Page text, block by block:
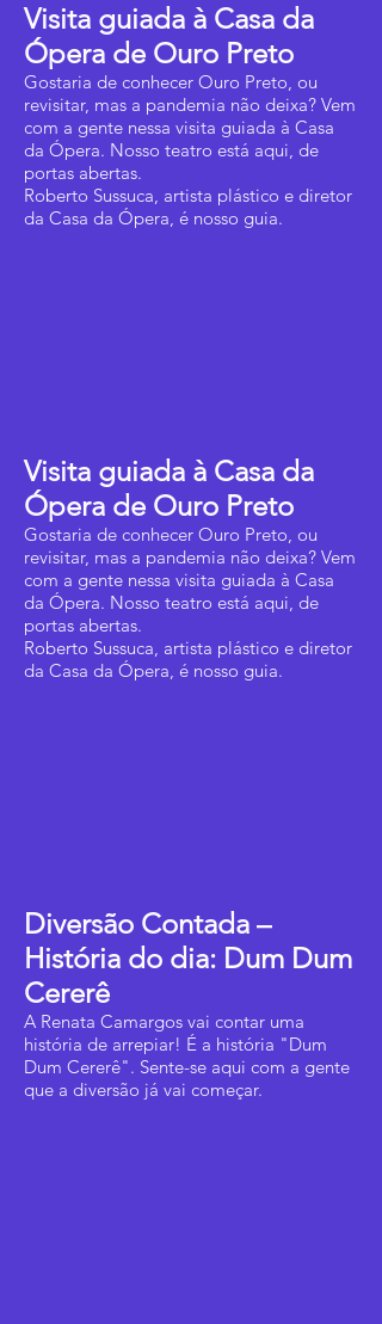
Visita guiada à Casa da
Ópera de Ouro Preto
Gostaria de conhecer Ouro Preto, ou
revisitar, mas a pandemia não deixa? Vem
com a gente nessa visita guiada à Casa
da Ópera. Nosso teatro está aqui, de
portas abertas.
Roberto Sussuca, artista plástico e diretor
da Casa da Ópera, é nosso guia.
Visita guiada à Casa da
Ópera de Ouro Preto
Gostaria de conhecer Ouro Preto, ou
revisitar, mas a pandemia não deixa? Vem
com a gente nessa visita guiada à Casa
da Ópera. Nosso teatro está aqui, de
portas abertas.
Roberto Sussuca, artista plástico e diretor
da Casa da Ópera, é nosso guia.
Diversão Contada –
História do dia: Dum Dum
Cererê
A Renata Camargos vai contar uma
história de arrepiar! É a história "Dum
Dum Cererê". Sente-se aqui com a gente
que a diversão já vai começar.